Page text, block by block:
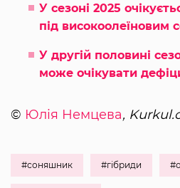
У сезоні 2025
під високоолеїновим
У другій половині
може очікувати
© Юлія Немцева,
#соняшник #гібриди